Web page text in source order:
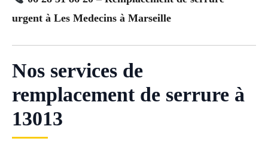
urgent à Les Medecins à Marseille
Nos services de
remplacement de serrure à
13013